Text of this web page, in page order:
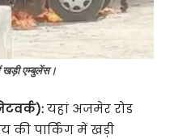
खड़ी एम्बुलेंस।
यहां अजमेर रोड
की पार्किंग में खड़ी